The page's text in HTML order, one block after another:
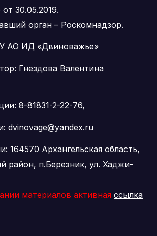
30.05.2019.
орган – Роскомнадзор.
АО ИД «Двиноважье»
Гнездова Валентина
8-81831-2-22-76,
dvinovage@yandex.ru
164570 Архангельская область,
район, п.Березник, ул. Хаджи-
материалов активная ссылка